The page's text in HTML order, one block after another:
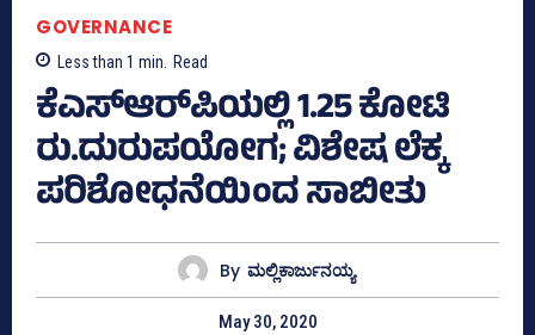
GOVERNANCE
Less than 1 min. Read
ಕೆಎಸ್‌ಆರ್‌ಪಿಯಲ್ಲಿ 1.25 ಕೋಟಿ
ರು.ದುರುಪಯೋಗ; ವಿಶೇಷ ಲೆಕ್ಕ
ಪರಿಶೋಧನೆಯಿಂದ ಸಾಬೀತು
By ಮಲ್ಲಿಕಾರ್ಜುನಯ್ಯ
May 30, 2020